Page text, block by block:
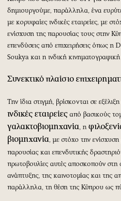
δημιουργούμε, παράλληλα, ένα
με κορυφαίες ινδικές εταιρείες, με
ενίσχυση της παρουσίας τους στην
επενδύσεις από επιχειρήσεις όπως
Soukya και η ινδική
Συνεκτικό πλαίσιο
Την ίδια στιγμή, βρίσκονται σε
ινδικές εταιρείες από βασικούς
γαλακτοβιομηχανία, η
βιομηχανία, με στόχο την
παρουσίας και επενδυτικής
πρωτοβουλίες αυτές αποσκοπούν στη
ανάπτυξης, της καινοτομίας και της
παράλληλα, τη θέση της Κύπρου ως